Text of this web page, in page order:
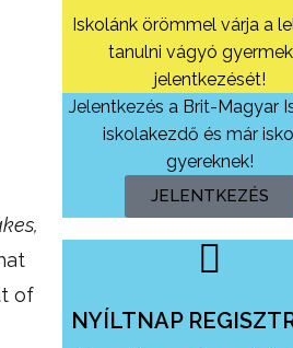
of
Iskolánk örömmel várja a
tanulni vágyó
jelentkezését!
Jelentkezés a Brit-Magyar
iskolakezdő és már
gyereknek!
JELENTKEZÉS
NYÍLTNAP